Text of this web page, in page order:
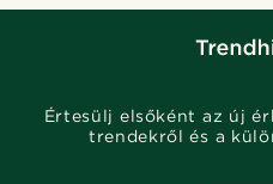
Értesülj elsőként az új
trendekről és a